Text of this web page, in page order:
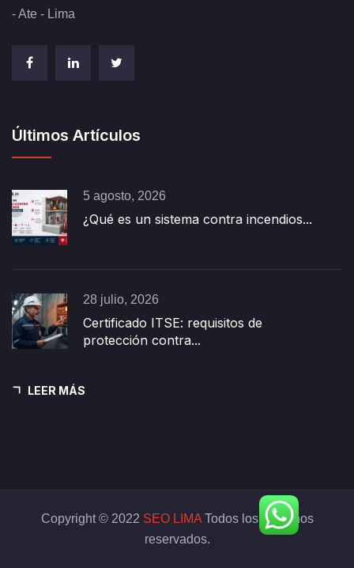
- Ate - Lima
Últimos Artículos
5 agosto, 2026
¿Qué es un sistema contra incendios...
28 julio, 2026
Certificado ITSE: requisitos de
protección contra...
LEER MÁS
Copyright © 2022 SEO LIMATodos los derechos
reservados.